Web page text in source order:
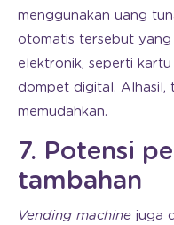
menggunakan uang
otomatis tersebut yang
elektronik, seperti
dompet digital. Alhasil,
memudahkan.
7. Potensi
tambahan
Vending machine juga